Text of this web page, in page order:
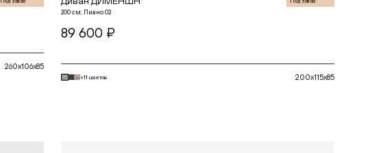
260x106x85
200 см, Пиано 02
89 600 ₽
+11 цветов 200x115x85